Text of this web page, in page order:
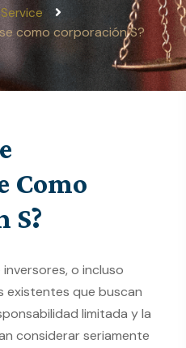
Service
como corporación S?
Como
S?
o incluso
que buscan
limitada y la
considerar seriamente